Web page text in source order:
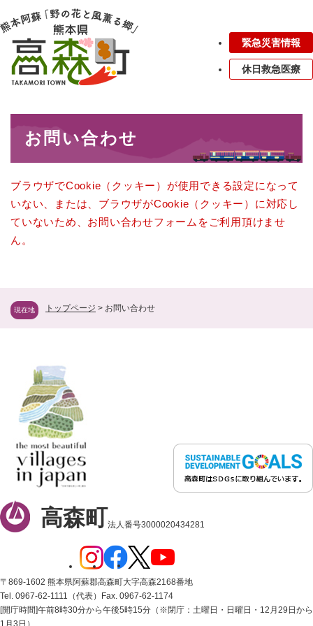
ー
ジ
メニューを飛ばして本文へ
緊急災害情報
休日救急医療
現在地 トップページ > お問い合わせ
お問い合わせ
ブラウザでCookie（クッキー）が使用できる設定になって
いない、または、ブラウザがCookie（クッキー）に対応し
ていないため、お問い合わせフォームをご利用頂けませ
ん。
高森町法人番号3000020434281
〒869-1602 熊本県阿蘇郡高森町大字高森2168番地
Tel. 0967-62-1111（代表）
Fax. 0967-62-1174
[開庁時間]午前8時30分から午後5時15分（※閉庁：土曜日・日曜日・12月29日から
1月3日）